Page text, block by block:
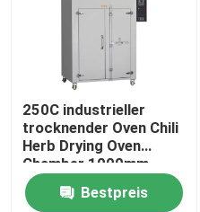
250C industrieller
trocknender Oven Chili
Herb Drying Oven
Chamber 1000mm
Bestpreis